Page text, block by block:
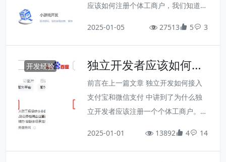
人看了上面的文章之后，再自行参考官
直观...
应该如何注册个体工商户，我们知道，
的为自己的产品接入支付功能的。众所
周知，对接支付相对而言还是比较麻烦
且敏感的，但无论是开发网站还是AP
付宝和微信两种方式，其复杂性就再一
2025-01-05 27513 5 3
开发经验
独立开发者应该如何注
册个体工商户
前言在上一篇文章 独立开发如何接入
支付宝和微信支付 中讲到了为什么独
立开发者应该注册一个个体工商户。总
简单直接、且正规的手段，解决个人开
发线上支付的问题。考虑到注册个体户
2025-01-01 13892 4 14